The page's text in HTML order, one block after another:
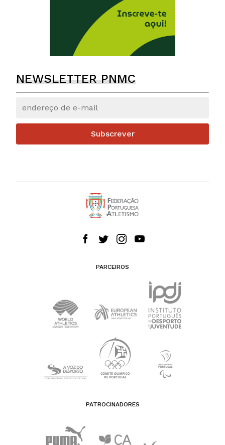
NEWSLETTER PNMC
Subscrever
PARCEIROS
PATROCINADORES